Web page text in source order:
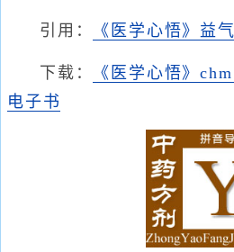
引用： 《医学心悟》益
下载： 《医学心悟》
电子书